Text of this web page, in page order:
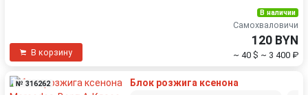
В корзину
В наличии
Самохваловичи
120 BYN
~ 40 $ ~ 3 400 ₽
№ 316262 Блок розжига ксенона